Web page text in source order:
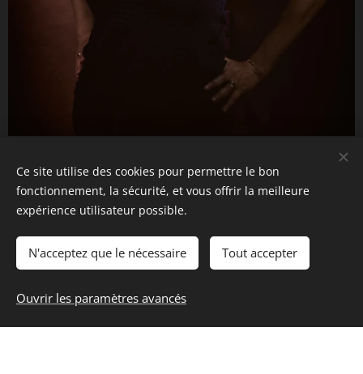
Ce site utilise des cookies pour permettre le bon
fonctionnement, la sécurité, et vous offrir la meilleure
expérience utilisateur possible.
N'acceptez que le nécessaire Tout accepter
Ouvrir les paramètres avancés